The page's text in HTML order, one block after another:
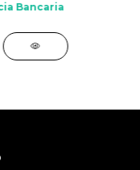
Bancaria